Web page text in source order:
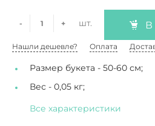
- + шт. В
Нашли дешевле? Оплата
Размер букета - 50-60 см;
Вес - 0,05 кг;
Все характеристики